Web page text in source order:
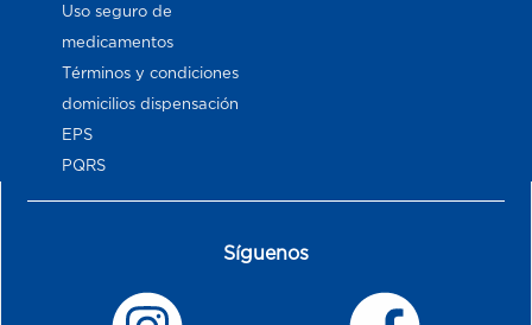
Uso seguro de
medicamentos
Términos y condiciones
domicilios dispensación
EPS
PQRS
Síguenos